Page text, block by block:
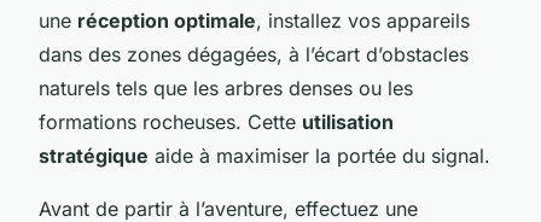
une réception optimale, installez vos appareils
dans des zones dégagées, à l’écart d’obstacles
naturels tels que les arbres denses ou les
formations rocheuses. Cette utilisation
stratégique aide à maximiser la portée du signal.
Avant de partir à l’aventure, effectuez une